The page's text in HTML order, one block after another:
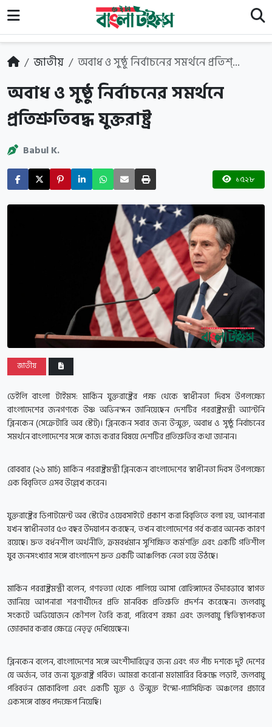
জাতীয় অবাধ ও সুষ্ঠু নির্বাচনের সমর্থনে প্রতিশ্...
অবাধ ও সুষ্ঠু নির্বাচনের সমর্থনে
প্রতিশ্রুতিবদ্ধ যুক্তরাষ্ট্র
Babul K.
১৫২৮
জাতীয়
ডেইলি বাংলা টাইমস:মার্কিন যুক্তরাষ্ট্রের পক্ষ থেকে স্বাধীনতা দিবস উপলক্ষ্যে
বাংলাদেশের জনগণকে উষ্ণ অভিনন্দন জানিয়েছেন দেশটির পররাষ্ট্রমন্ত্রী অ্যান্টনি
ব্লিনকেন (সেক্রেটারি অব স্টেট)। ব্লিনকেন সবার জন্য উন্মুক্ত, অবাধ ও সুষ্ঠু নির্বাচনের
সমর্থনে বাংলাদেশের সঙ্গে কাজ করার বিষয়ে দেশটির প্রতিশ্রুতির কথা জানান।
রোববার (২৬ মার্চ) মার্কিন পররাষ্ট্রমন্ত্রী ব্লিনকেন বাংলাদেশের স্বাধীনতা দিবস উপলক্ষ্যে
এক বিবৃতিতে এসব উল্লেখ করেন।
যুক্তরাষ্ট্রের ডিপাটমেন্ট অব স্টেটের ওয়েবসাইটে প্রকাশ করা বিবৃতিতে বলা হয়, আপনারা
যখন স্বাধীনতার ৫৩ বছর উদযাপন করছেন, তখন বাংলাদেশের গর্ব করার অনেক কারণ
রয়েছে। দ্রুত বর্ধনশীল অর্থনীতি, ক্রমবর্ধমান সুশিক্ষিত কর্মশক্তি এবং একটি গতিশীল
যুব জনসংখ্যার সঙ্গে বাংলাদেশ দ্রুত একটি আঞ্চলিক নেতা হয়ে উঠছে।
মার্কিন পররাষ্ট্রমন্ত্রী বলেন, গণহত্যা থেকে পালিয়ে আসা রোহিঙ্গাদের উদারভাবে স্বাগত
জানিয়ে আপনারা শরণার্থীদের প্রতি মানবিক প্রতিশ্রুতি প্রদর্শন করেছেন। জলবায়ু
সংকটে অভিযোজন কৌশল তৈরি করা, পরিবেশ রক্ষা এবং জলবায়ু স্থিতিস্থাপকতা
জোরদার করার ক্ষেত্রে নেতৃত্ব দেখিয়েছেন।
ব্লিনকেন বলেন, বাংলাদেশের সঙ্গে অংশীদারিত্বের জন্য এবং গত পাঁচ দশকে দুই দেশের
যে অর্জন, তার জন্য যুক্তরাষ্ট্র গর্বিত। আমরা করোনা মহামারির বিরুদ্ধে লড়াই, জলবায়ু
পরিবর্তন মোকাবিলা এবং একটি মুক্ত ও উন্মুক্ত ইন্দো-প্যাসিফিক অঞ্চলের প্রচারে
একসঙ্গে বাস্তব পদক্ষেপ নিয়েছি।